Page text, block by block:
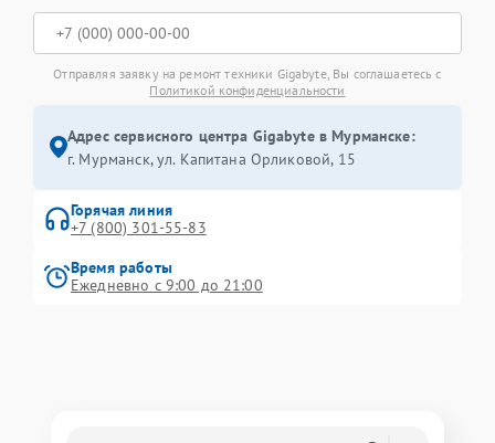
Отправляя заявку на ремонт техники Gigabyte, Вы соглашаетесь с
Политикой конфиденциальности
Адрес сервисного центра Gigabyte в Мурманске:
г. Мурманск, ул. Капитана Орликовой, 15
Горячая линия
+7 (800) 301-55-83
Время работы
Ежедневно с 9:00 до 21:00